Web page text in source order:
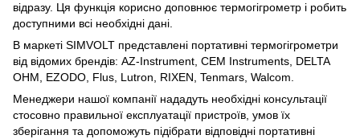
відразу. Ця функція корисно доповнює термогігрометр і робить
доступними всі необхідні дані.
В маркеті SIMVOLT представлені портативні термогігрометри
від відомих брендів: AZ-Instrument, CEM Instruments, DELTA
OHM, EZODO, Flus, Lutron, RIXEN, Tenmars, Walcom.
Менеджери нашої компанії нададуть необхідні консультації
стосовно правильної експлуатації пристроїв, умов їх
зберігання та допоможуть підібрати відповідні портативні